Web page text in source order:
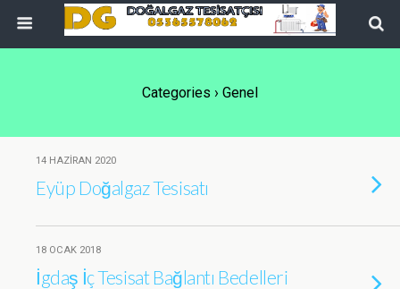
Categories › Genel
14 HAZIRAN 2020
Eyüp Doğalgaz Tesisatı
18 OCAK 2018
İgdaş İç Tesisat Bağlantı Bedelleri